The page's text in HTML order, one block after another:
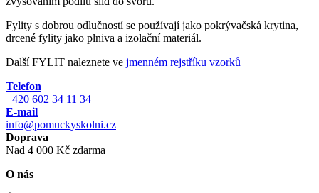
Fylity s dobrou odlučností se používají jako pokrývačská krytina,
drcené fylity jako plniva a izolační materiál.
Další FYLIT naleznete ve jmenném rejstříku vzorků
Telefon
+420 602 34 11 34
E-mail
info@pomuckyskolni.cz
Doprava
Nad 4 000 Kč zdarma
O nás